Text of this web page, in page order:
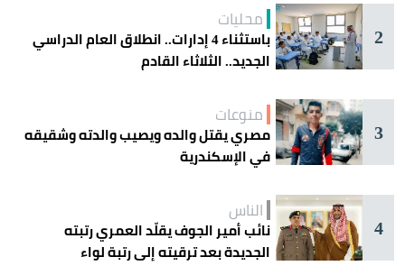
2
محليات
باستثناء 4 إدارات.. انطلاق العام الدراسي
الجديد.. الثلاثاء القادم
3
منوعات
مصري يقتل والده ويصيب والدته وشقيقه
في الإسكندرية
4
الناس
نائب أمير الجوف يقلّد العمري رتبته
الجديدة بعد ترقيته إلى رتبة لواء